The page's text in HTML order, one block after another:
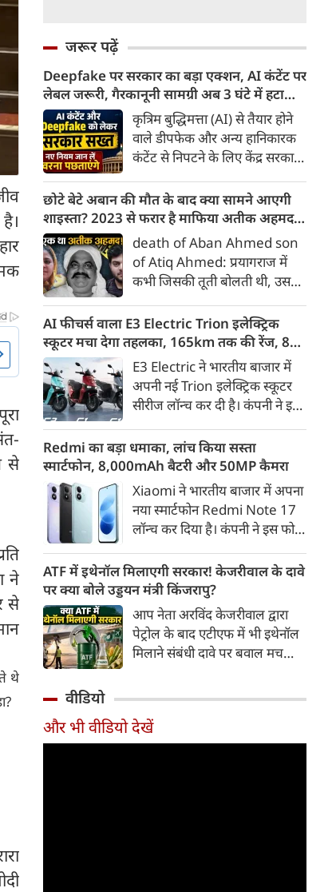
से
ने
से
थे
जरूर पढ़ें
Deepfake पर सरकार का बड़ा एक्शन, AI कंटेंट पर
लेबल जरूरी, गैरकानूनी सामग्री अब 3 घंटे में हटानी
होगी, नए नियम जान लें वरना पछताएंगे
कृत्रिम बुद्धिमत्ता (AI) से तैयार होने
वाले डीपफेक और अन्य हानिकारक
कंटेंट से निपटने के लिए केंद्र सरकार
किया है। सरकार ने AI से तैयार कंटेंट
पर स्पष्ट लेबल और पहचान योग्य
मेटाडेटा उपलब्ध कराना अनिवार्य
किया है। साथ ही, सरकारी या
न्यायालय के आदेश के आधार पर
गैरकानूनी जानकारी हटाने की
समयसीमा 36 घंटे से घटाकर 3 घंटे
कर दी गई है।
छोटे बेटे अबान की मौत के बाद क्या सामने आएगी
शाइस्ता? 2023 से फरार है माफिया अतीक अहमद
की पत्नी
death of Aban Ahmed son
of Atiq Ahmed: प्रयागराज में
कभी जिसकी तूती बोलती थी, उस
अहमद के कुनबे पर कानून और
किस्मत की दोहरी मार पड़ रही है।
जिस झांसी जिले में अप्रैल 2023 में
अतीक के एनकाउंटर में मारे गए बेटे
असद की सांसें थमी थीं, उसी झांसी में
अब उसके छोटे बेटे अबान की भीषण
सड़क दुर्घटना में जान चली गई है।
AI फीचर्स वाला E3 Electric Trion इलेक्ट्रिक
स्कूटर मचा देगा तहलका, 165km तक की रेंज, 8
साल की बैटरी वारंटी, कीमत जानेंगे तो हो जाएंगे
हैरान
E3 Electric ने भारतीय बाजार में
अपनी नई Trion इलेक्ट्रिक स्कूटर
सीरीज लॉन्च कर दी है। कंपनी ने इसे
पेश किया है। Trion की शुरुआती
कीमत 99,999 रुपए (एक्स-शोरूम,
बेंगलुरु) रखी गई है। फिलहाल इसकी
बुकिंग बेंगलुरु के ग्राहकों के लिए
कंपनी की आधिकारिक वेबसाइट के
जरिए शुरू की गई है। आने वाले समय
में इसे दूसरे शहरों में भी उपलब्ध
कराया जाएगा।
Redmi का बड़ा धमाका, लांच किया सस्ता
स्मार्टफोन, 8,000mAh बैटरी और 50MP कैमरा
Xiaomi ने भारतीय बाजार में अपना
नया स्मार्टफोन Redmi Note 17
लॉन्च कर दिया है। कंपनी ने इस फोन
डिस्प्ले, 8,000mAh की बड़ी बैटरी
और Qualcomm Snapdragon
चिपसेट के साथ पेश किया है। फोन में
50MP का मेन कैमरा दिया गया है।
इसके अलावा Redmi Note 17 में
Corning Gorilla Glass 7i
चेसिस जैसे फीचर्स मिलते हैं।
ATF में इथेनॉल मिलाएगी सरकार! केजरीवाल के दावे
पर क्या बोले उड्डयन मंत्री किंजरापु?
आप नेता अरविंद केजरीवाल द्वारा
पेट्रोल के बाद एटीएफ में भी इथेनॉल
मिलाने संबंधी दावे पर बवाल मच
इथेनॉल मिलाने की कोई योजना नहीं
है।
वीडियो
और भी वीडियो देखें